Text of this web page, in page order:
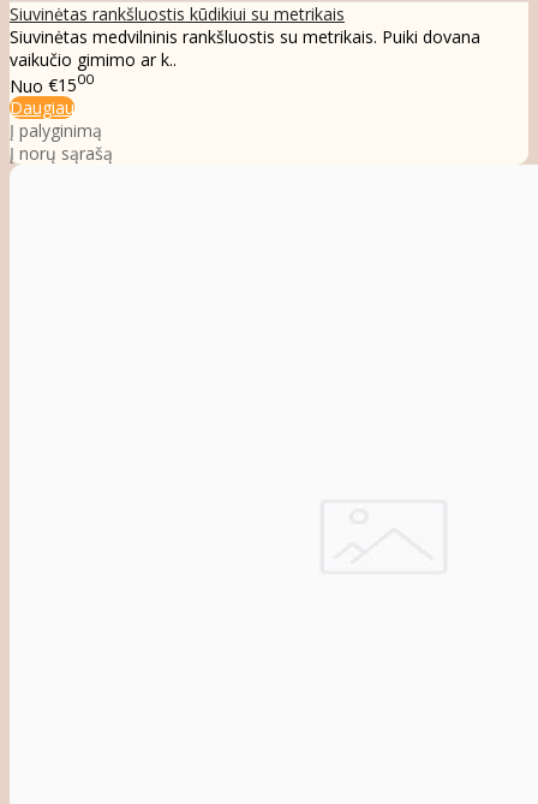
Siuvinėtas rankšluostis kūdikiui su metrikais
Siuvinėtas medvilninis rankšluostis su metrikais. Puiki dovana
vaikučio gimimo ar k..
Nuo €1500
Daugiau
Į palyginimą
Į norų sąrašą